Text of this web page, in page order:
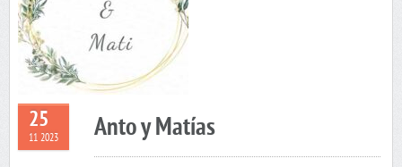
25
11 2023 Anto y Matías